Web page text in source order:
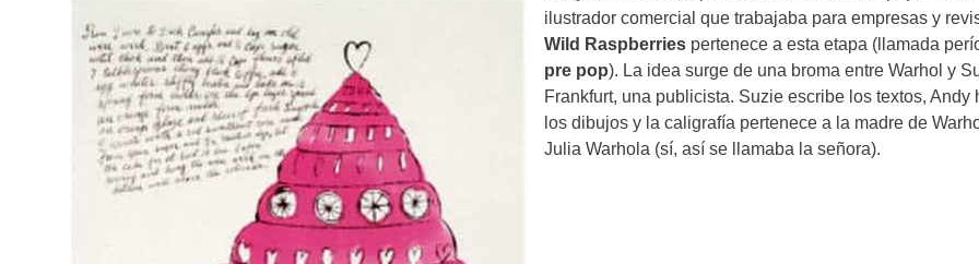
ilustrador comercial que trabajaba para empresas y
Wild Raspberries pertenece a esta etapa (llamada
pre pop). La idea surge de una broma entre Warhol y
Frankfurt, una publicista. Suzie escribe los textos, Andy
los dibujos y la caligrafía pertenece a la madre de
Julia Warhola (sí, así se llamaba la señora).